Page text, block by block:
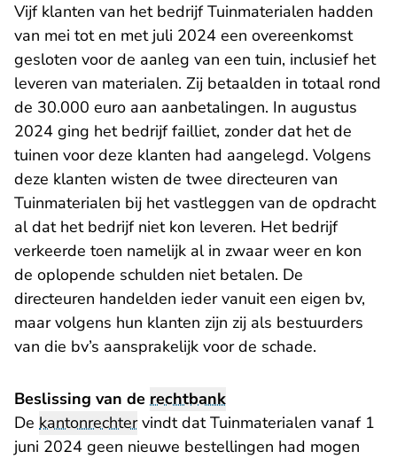
Vijf klanten van het bedrijf Tuinmaterialen hadden
van mei tot en met juli 2024 een overeenkomst
gesloten voor de aanleg van een tuin, inclusief het
leveren van materialen. Zij betaalden in totaal rond
de 30.000 euro aan aanbetalingen. In augustus
2024 ging het bedrijf failliet, zonder dat het de
tuinen voor deze klanten had aangelegd. Volgens
deze klanten wisten de twee directeuren van
Tuinmaterialen bij het vastleggen van de opdracht
al dat het bedrijf niet kon leveren. Het bedrijf
verkeerde toen namelijk al in zwaar weer en kon
de oplopende schulden niet betalen. De
directeuren handelden ieder vanuit een eigen bv,
maar volgens hun klanten zijn zij als bestuurders
van die bv’s aansprakelijk voor de schade.
Beslissing van de rechtbank
De kantonrechtervindt dat Tuinmaterialen vanaf 1
juni 2024 geen nieuwe bestellingen had mogen